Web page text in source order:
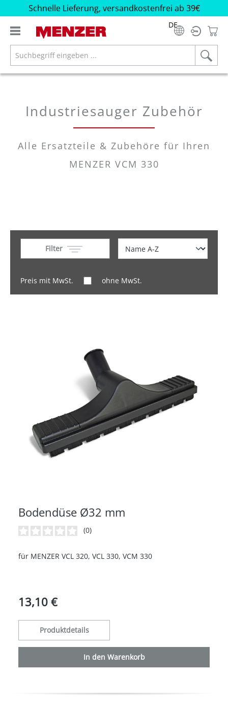
springen
Schnelle Lieferung, versandkostenfrei ab 39€
DE
Industriesauger Zubehör
Alle Ersatzteile & Zubehöre für Ihren
MENZER VCM 330
Filter
Preis mit MwSt. ohne MwSt.
Bodendüse Ø32 mm
(0)
für MENZER VCL 320, VCL 330, VCM 330
13,10 €
Produktdetails
In den Warenkorb